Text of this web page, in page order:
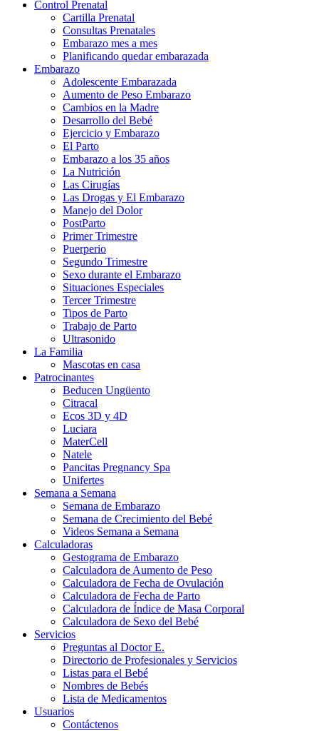
Control Prenatal
Cartilla Prenatal
Consultas Prenatales
Embarazo mes a mes
Planificando quedar embarazada
Embarazo
Adolescente Embarazada
Aumento de Peso Embarazo
Cambios en la Madre
Desarrollo del Bebé
Ejercicio y Embarazo
El Parto
Embarazo a los 35 años
La Nutrición
Las Cirugías
Las Drogas y El Embarazo
Manejo del Dolor
PostParto
Primer Trimestre
Puerperio
Segundo Trimestre
Sexo durante el Embarazo
Situaciones Especiales
Tercer Trimestre
Tipos de Parto
Trabajo de Parto
Ultrasonido
La Familia
Mascotas en casa
Patrocinantes
Beducen Ungüento
Citracal
Ecos 3D y 4D
Luciara
MaterCell
Natele
Pancitas Pregnancy Spa
Unifertes
Semana a Semana
Semana de Embarazo
Semana de Crecimiento del Bebé
Videos Semana a Semana
Calculadoras
Gestograma de Embarazo
Calculadora de Aumento de Peso
Calculadora de Fecha de Ovulación
Calculadora de Fecha de Parto
Calculadora de Índice de Masa Corporal
Calculadora de Sexo del Bebé
Servicios
Preguntas al Doctor E.
Directorio de Profesionales y Servicios
Listas para el Bebé
Nombres de Bebés
Lista de Medicamentos
Usuarios
Contáctenos